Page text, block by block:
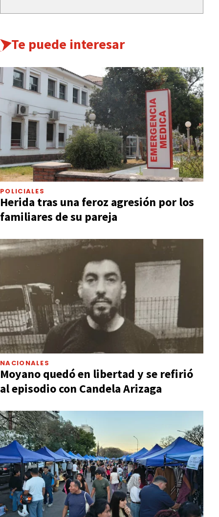
Te puede interesar
POLICIALES
Herida tras una feroz agresión por los
familiares de su pareja
NACIONALES
Moyano quedó en libertad y se refirió
al episodio con Candela Arizaga